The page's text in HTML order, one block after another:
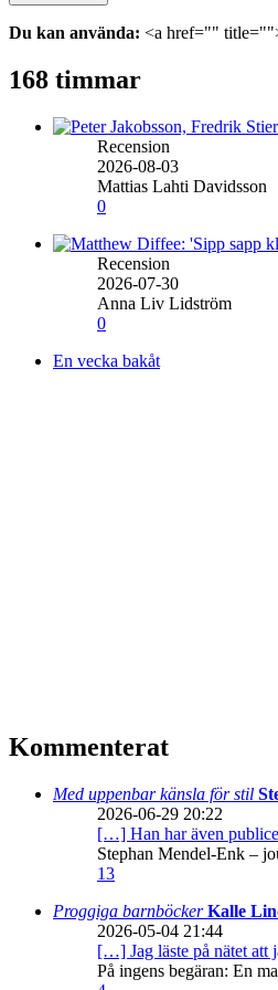
Du kan använda: <a href=""
168 timmar
Recension
2026-08-03
Mattias Lahti Davidsson
0
Recension
2026-07-30
Anna Liv Lidström
0
En vecka bakåt
Kommenterat
Med uppenbar känsla för stil
2026-06-29 20:22
[…] Han har även
Stephan Mendel-Enk –
13
Proggiga barnböckerKalle
2026-05-04 21:44
[…] Jag läste på nätet att
På ingens begäran: En